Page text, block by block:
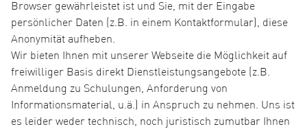
Browser gewährleistet ist und Sie, mit der Eingabe
persönlicher Daten (z.B. in einem Kontaktformular), diese
Anonymität aufheben.
Wir bieten Ihnen mit unserer Webseite die Möglichkeit auf
freiwilliger Basis direkt Dienstleistungsangebote (z.B.
Anmeldung zu Schulungen, Anforderung von
Informationsmaterial, u.ä.) in Anspruch zu nehmen. Uns ist
es leider weder technisch, noch juristisch zumutbar Ihnen